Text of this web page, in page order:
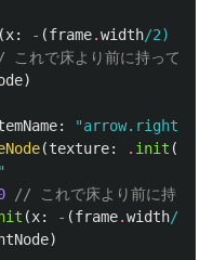
(x: - (frame.width/2) +
これで床より前に持ってくる
)
: "arrow.right"
(texture: . init (
// これで床より前に持って
(x: - (frame.width/2)
)